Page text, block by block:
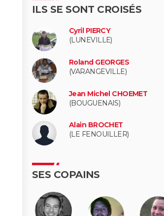
ILS SE SONT CROISÉS
Cyril PIERCY
(LUNEVILLE)
Roland GEORGES
(VARANGEVILLE)
Jean Michel CHOEMET
(BOUGUENAIS)
Alain BROCHET
(LE FENOUILLER)
SES COPAINS